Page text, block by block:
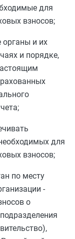
для
взносов;
органы и их
и порядке,
для
взносов;
по месту
-
о